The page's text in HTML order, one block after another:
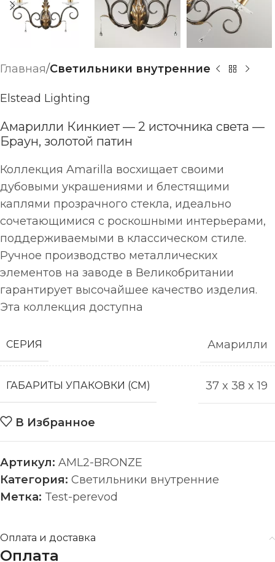
Главная Светильники внутренние
Elstead Lighting
Амарилли Кинкиет — 2 источника света —
Браун, золотой патин
Коллекция Amarilla восхищает своими
дубовыми украшениями и блестящими
каплями прозрачного стекла, идеально
сочетающимися с роскошными интерьерами,
поддерживаемыми в классическом стиле.
Ручное производство металлических
элементов на заводе в Великобритании
гарантирует высочайшее качество изделия.
Эта коллекция доступна
СЕРИЯ Амарилли
ГАБАРИТЫ УПАКОВКИ (СМ) 37 x 38 x 19
В Избранное
Артикул: AML2-BRONZE
Категория: Светильники внутренние
Метка: Test-perevod
Оплата и доставка
Оплата